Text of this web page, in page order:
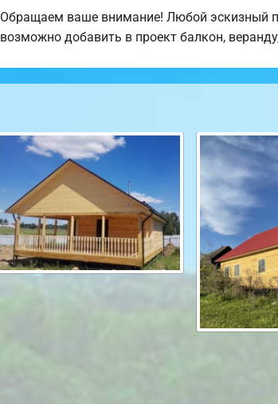
Обращаем ваше внимание! Любой эскизный
возможно добавить в проект балкон,